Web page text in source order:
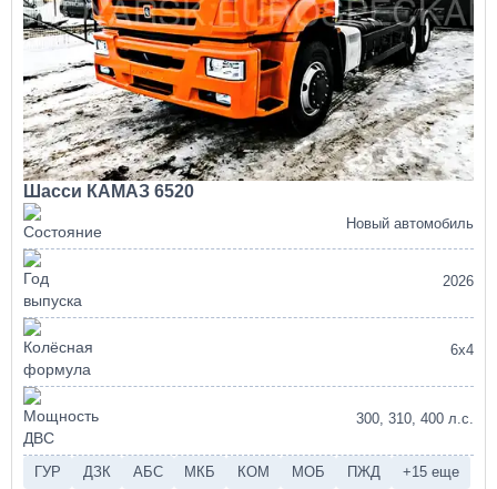
Шасси КАМАЗ 6520
Новый автомобиль
2026
6х4
300, 310, 400 л.с.
ГУР ДЗК АБС МКБ КОМ МОБ ПЖД +15 еще